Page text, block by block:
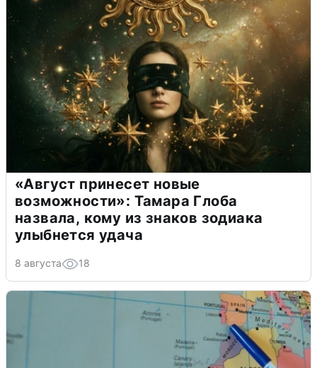
«Август принесет новые
возможности»: Тамара Глоба
назвала, кому из знаков зодиака
улыбнется удача
8 августа 18